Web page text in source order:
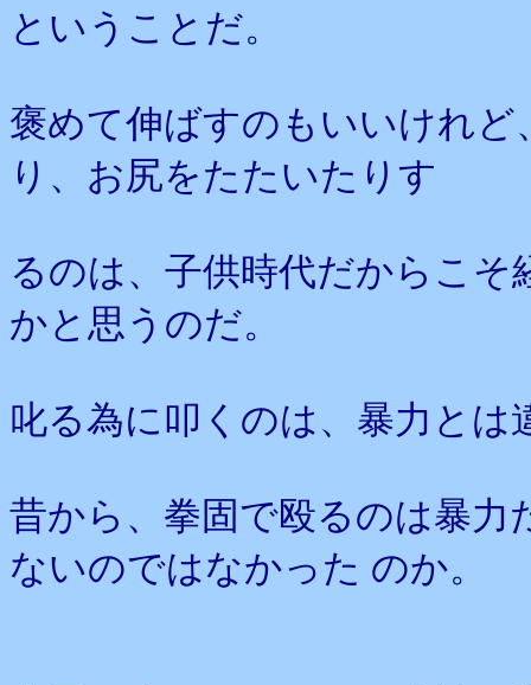
ということだ。
褒めて伸ばすのもいいけれ
り、お尻をたたいたりす
るのは、子供時代だからこ
かと思うのだ。
叱る為に叩くのは、暴力と
昔から、拳固で殴るのは暴力
ないのではなかった のか。